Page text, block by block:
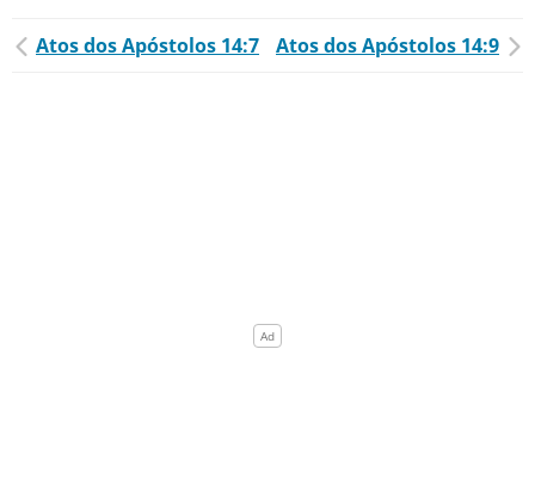
Atos dos Apóstolos 14:7 Atos dos Apóstolos 14:9